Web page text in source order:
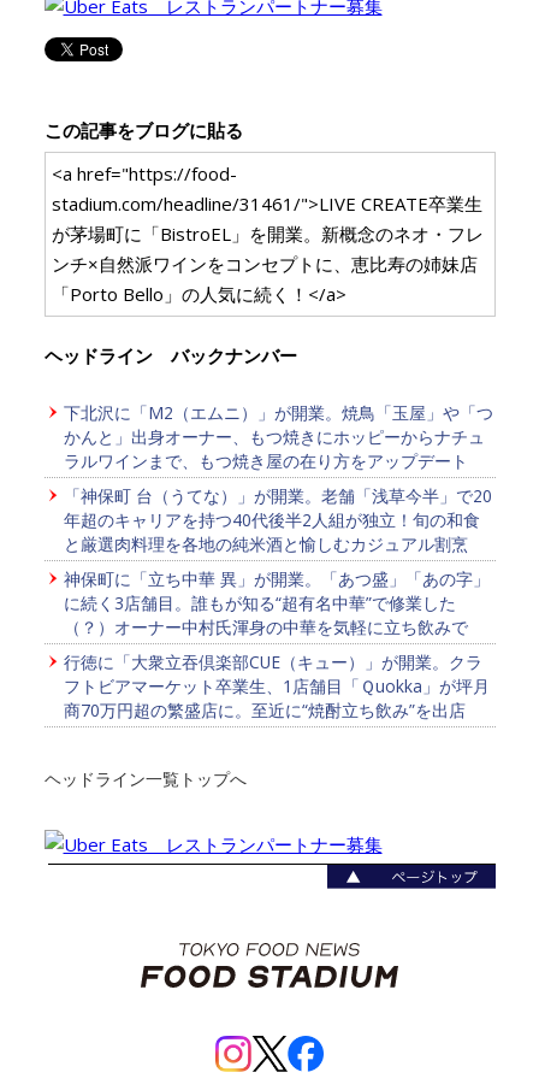
この記事をブログに貼る
<a href="https://food-
stadium.com/headline/31461/">LIVE CREATE卒業生
が茅場町に「BistroEL」を開業。新概念のネオ・フレ
ンチ×自然派ワインをコンセプトに、恵比寿の姉妹店
「Porto Bello」の人気に続く！</a>
ヘッドライン バックナンバー
下北沢に「M2（エムニ）」が開業。焼鳥「玉屋」や「つ
かんと」出身オーナー、もつ焼きにホッピーからナチュ
ラルワインまで、もつ焼き屋の在り方をアップデート
「神保町 台（うてな）」が開業。老舗「浅草今半」で20
年超のキャリアを持つ40代後半2人組が独立！旬の和食
と厳選肉料理を各地の純米酒と愉しむカジュアル割烹
神保町に「立ち中華 異」が開業。「あつ盛」「あの字」
に続く3店舗目。誰もが知る“超有名中華”で修業した
（？）オーナー中村氏渾身の中華を気軽に立ち飲みで
行徳に「大衆立吞倶楽部CUE（キュー）」が開業。クラ
フトビアマーケット卒業生、1店舗目「Ｑuokka」が坪月
商70万円超の繁盛店に。至近に“焼酎立ち飲み”を出店
ヘッドライン一覧トップへ